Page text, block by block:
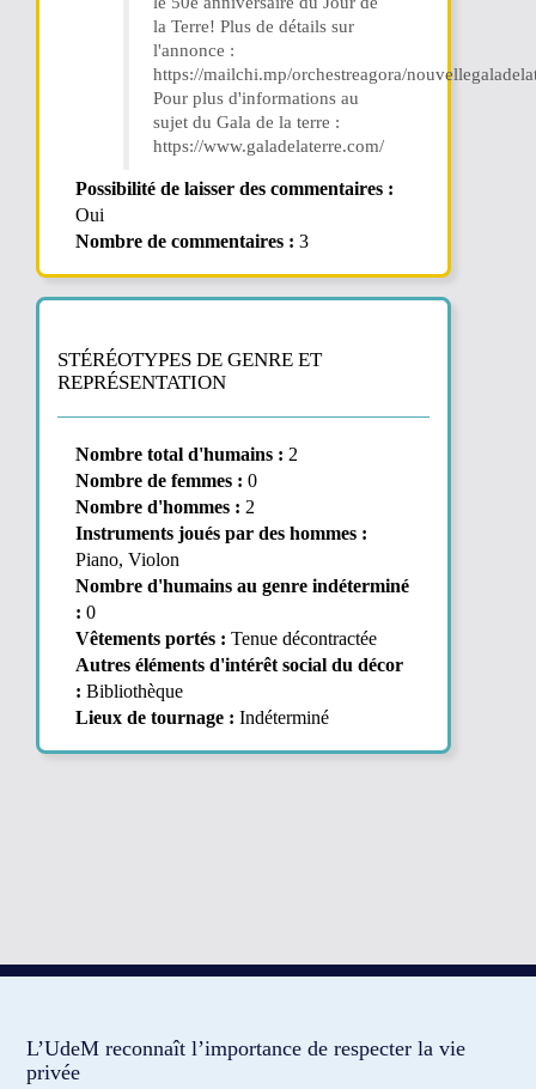
la Terre! Plus de détails sur
l'annonce :
https://mailchi.mp/orchestreagora/
Pour plus d'informations au
sujet du Gala de la terre :
https://www.galadelaterre.com/
Possibilité de laisser des commentaires :
Oui
Nombre de commentaires : 3
STÉRÉOTYPES DE GENRE ET
REPRÉSENTATION
Nombre total d'humains : 2
Nombre de femmes : 0
Nombre d'hommes : 2
Instruments joués par des hommes :
Piano, Violon
Nombre d'humains au genre indéterminé
: 0
Vêtements portés : Tenue décontractée
Autres éléments d'intérêt social du décor
: Bibliothèque
Lieux de tournage : Indéterminé
L’UdeM reconnaît l’importance de respecter la vie
privée